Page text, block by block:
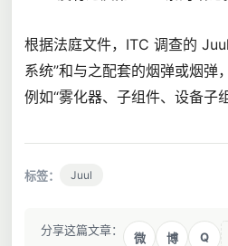
根据法庭文件，ITC 调查的
系统”和与之配套的烟弹或烟弹
例如“雾化器、子组件、设备子
标签： Juul
分享这篇文章：
微 博 Q